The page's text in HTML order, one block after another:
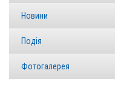
Новини
Подія
Фотогалерея